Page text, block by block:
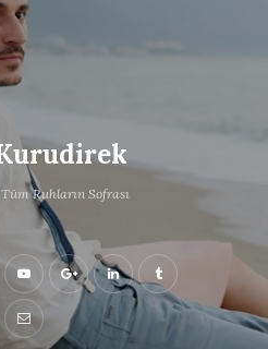
Ruhların Sofrası